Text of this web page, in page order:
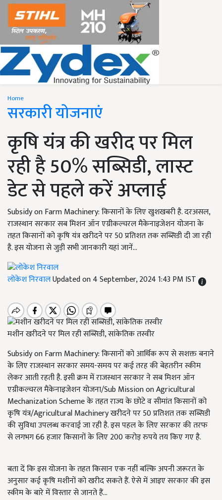
Home
सरकारी योजनाएं
कृषि यंत्र की खरीद पर मिल
रही है 50% सब्सिडी, लास्ट
डेट से पहले करें अप्लाई
Subsidy on Farm Machinery: किसानों के लिए खुशखबरी है. दरअसल,
राजस्थान सरकार सब मिशन ऑन एग्रीकल्चरल मैकेनाइजेशन योजना के
तहत किसानों को कृषि यंत्र खरीदने पर 50 प्रतिशत तक सब्सिडी दी जा रही
है. इस योजना से जुड़ी सभी जानकारी यहां जानें...
लोकेश निरवालUpdated on 4 September, 2024 1:43 PM IST
मशीन खरीदने पर मिल रही सब्सिडी, सांकेतिक तस्वीर
Subsidy on Farm Machinery: किसानों को आर्थिक रूप से सशक्त बनाने
के लिए राजस्थान सरकार समय-समय पर कई तरह की बेहतरीन स्कीम
लेकर आती रहती है. इसी क्रम में राजस्थान सरकार ने सब मिशन ऑन
एग्रीकल्चरल मैकेनाइजेशन योजना/Sub Mission on Agricultural
Mechanization Scheme के तहत राज्य के छोटे व सीमांत किसानों को
कृषि यंत्र/Agricultural Machinery खरीदने पर 50 प्रतिशत तक सब्सिडी
की सुविधा उपलब्ध करवाई जा रही है. इस पहल के लिए सरकार की तरफ
से लगभग 66 हजार किसानों के लिए 200 करोड़ रुपये तय किए गए है.
बता दें कि इस योजना के तहत किसान एक नहीं बल्कि अपनी जरूरत के
अनुसार कई कृषि मशीनों को खरीद सकते हैं. ऐसे में आइए सरकार की इस
स्कीम के बारे में विस्तार से जानते हैं...